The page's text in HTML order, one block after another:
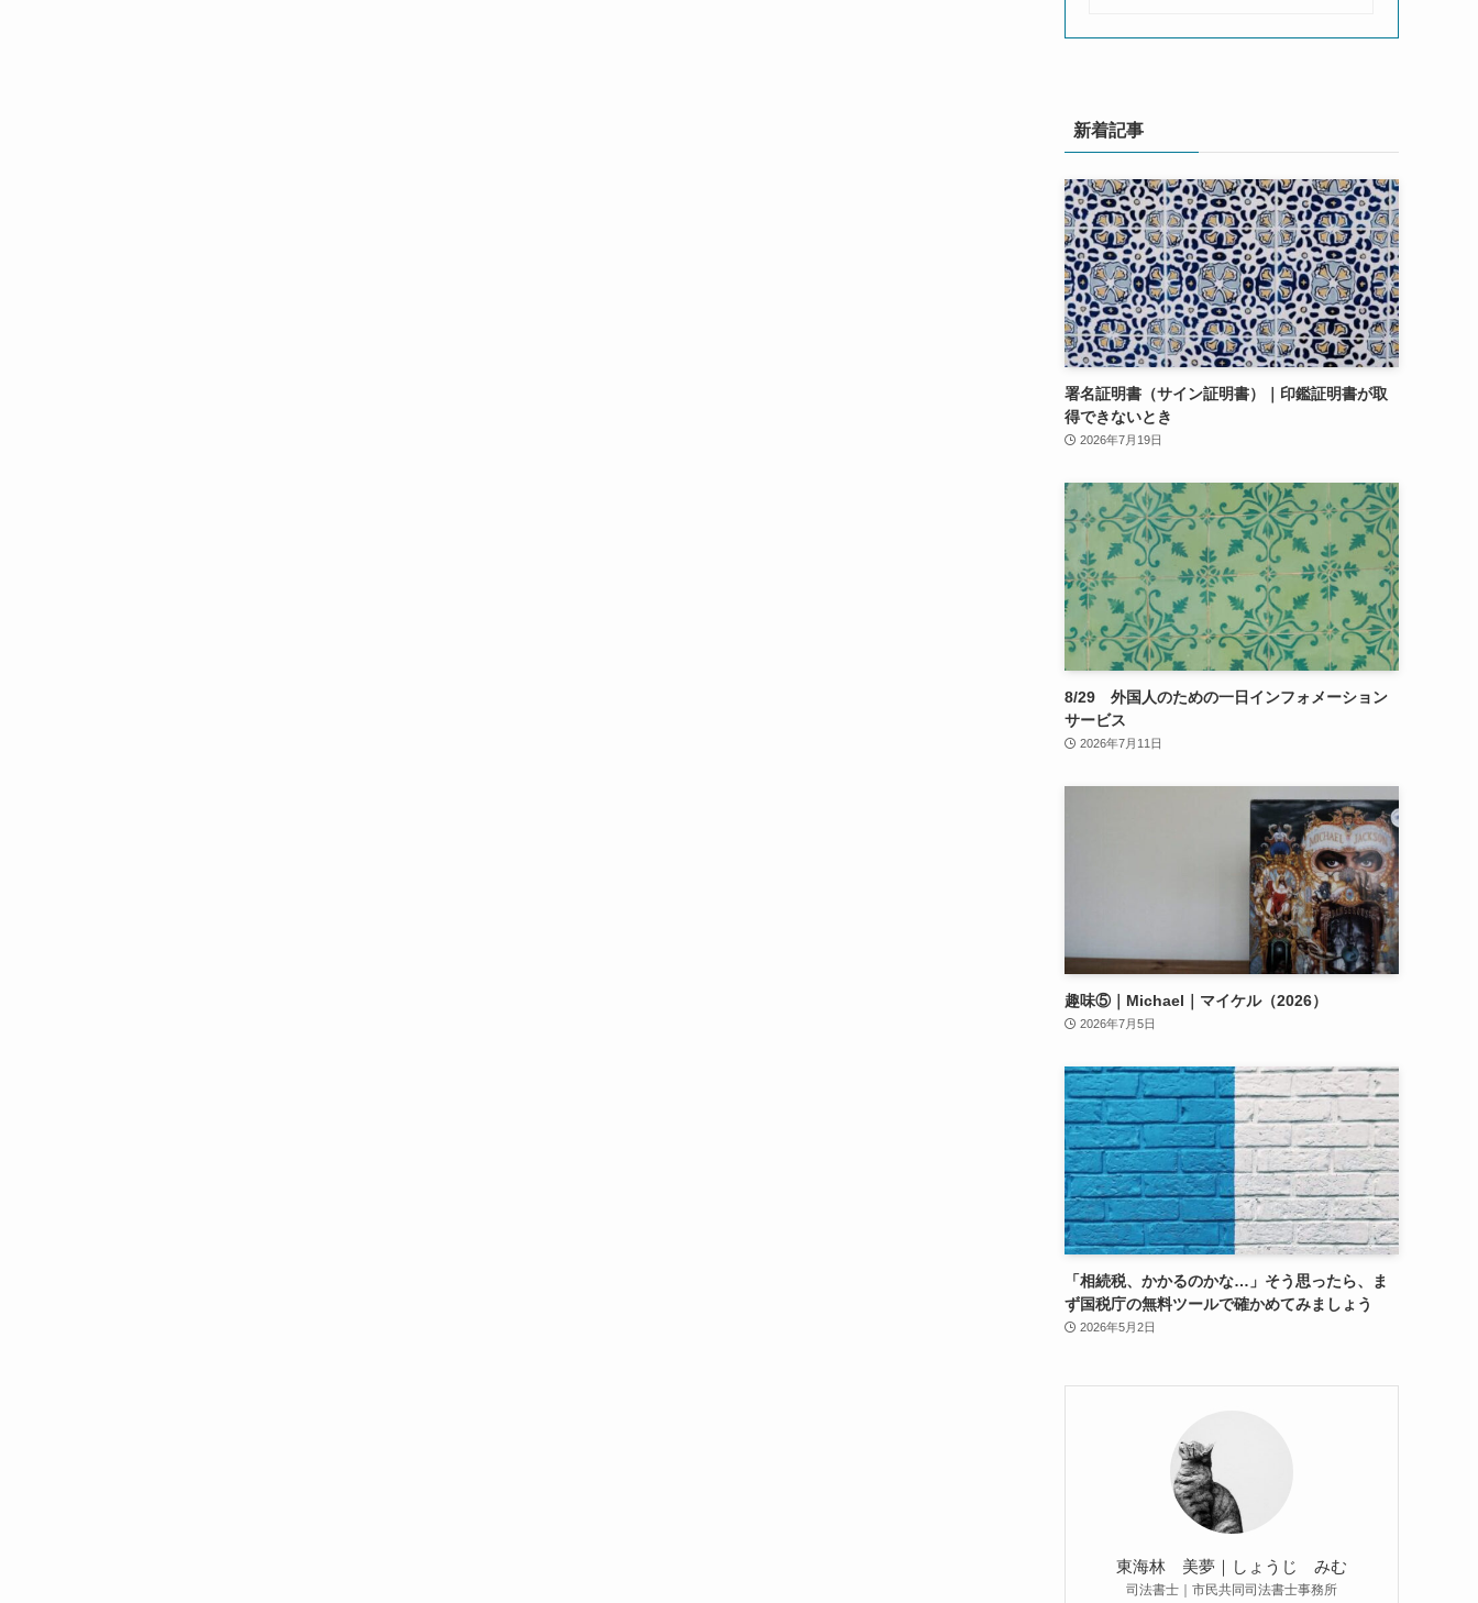
新着記事
署名証明書（サイン証明書）｜印鑑証明書が取
得できないとき
2026年7月19日
8/29 外国人のための一日インフォメーション
サービス
2026年7月11日
趣味⑤｜Michael｜マイケル（2026）
2026年7月5日
「相続税、かかるのかな…」そう思ったら、ま
ず国税庁の無料ツールで確かめてみましょう
2026年5月2日
東海林 美夢｜しょうじ みむ
司法書士｜市民共同司法書士事務所